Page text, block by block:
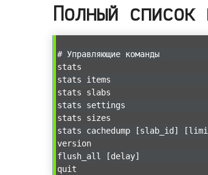
Полный
# Управляющие команды
stats
stats items
stats slabs
stats settings
stats sizes
stats cachedump [slab_id]
version
flush_all [delay]
quit